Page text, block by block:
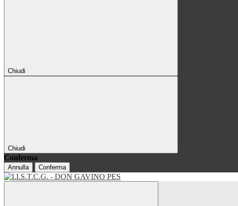
Chiudi
Chiudi
Conferma
Annulla Conferma